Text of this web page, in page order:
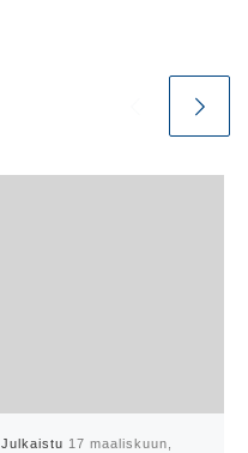
Julkaistu 17 maaliskuun,